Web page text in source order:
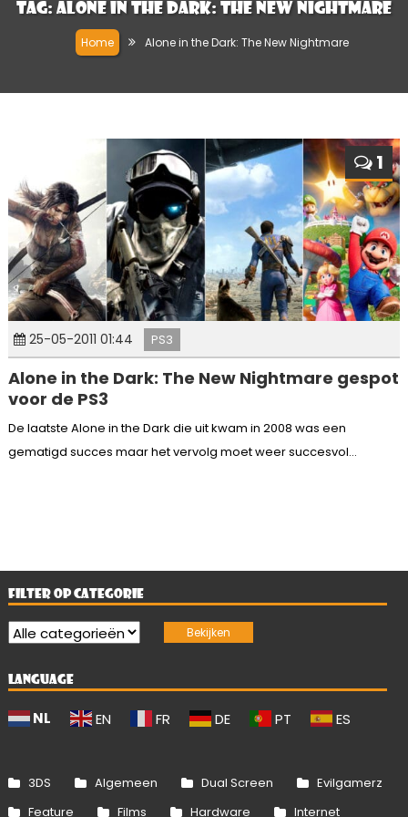
Tag: Alone in the Dark: The New Nightmare
Home Alone in the Dark: The New Nightmare
1
25-05-2011 01:44 PS3
Alone in the Dark: The New Nightmare gespot
voor de PS3
De laatste Alone in the Dark die uit kwam in 2008 was een
gematigd succes maar het vervolg moet weer succesvol...
FILTER OP CATEGORIE
LANGUAGE
NL EN FR DE PT ES
3DS Algemeen Dual Screen
Evilgamerz
Feature
Films Hardware Internet